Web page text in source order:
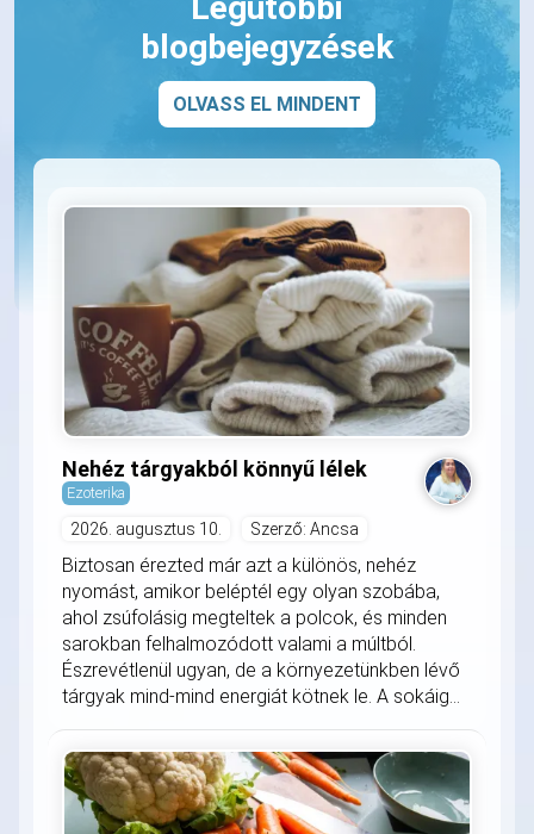
Legutóbbi
blogbejegyzések
OLVASS EL MINDENT
Nehéz tárgyakból könnyű lélek
Ezoterika
2026. augusztus 10. Szerző: Ancsa
Biztosan érezted már azt a különös, nehéz
nyomást, amikor beléptél egy olyan szobába,
ahol zsúfolásig megteltek a polcok, és minden
sarokban felhalmozódott valami a múltból.
Észrevétlenül ugyan, de a környezetünkben lévő
tárgyak mind-mind energiát kötnek le. A sokáig...